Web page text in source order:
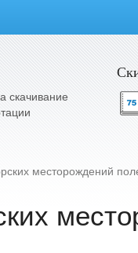
скачивание
месторождений